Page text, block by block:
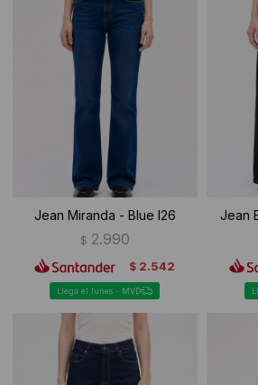
Jean Miranda - Blue I26
$ 2.990
$ 2.542
Llega el lunes - MVD
Jean